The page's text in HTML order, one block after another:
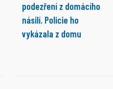
podezření z domácího
násilí. Policie ho
vykázala z domu